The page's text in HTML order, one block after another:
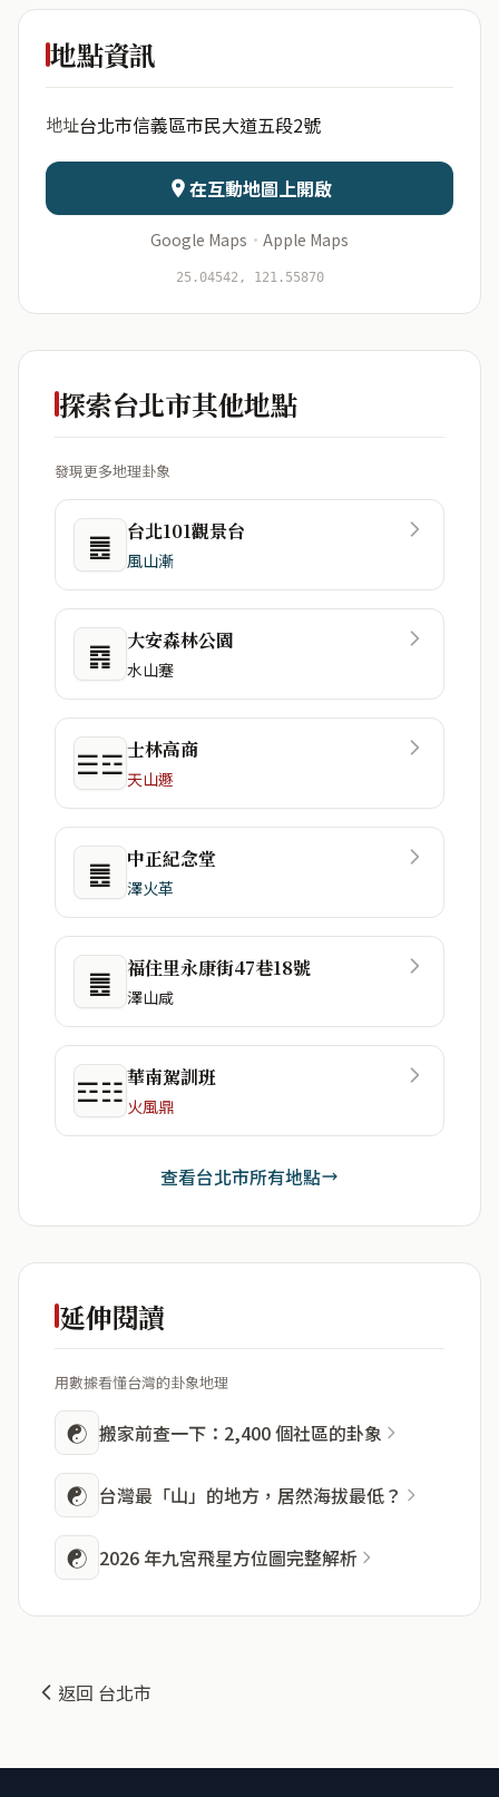
超級市民
日期 出生時辰
資料僅用於即時分析，不會儲存於伺服器
地點資訊
地址台北市信義區市民大道五段2號
在互動地圖上開啟
Google Maps · Apple Maps
25.04542, 121.55870
探索台北市其他地點
發現更多地理卦象
䷌ 台北101觀景台
風山漸
䷴ 大安森林公園
水山蹇
☰☲士林高商
天山遯
䷌ 中正紀念堂
澤火革
䷌ 福住里永康街47巷18號
澤山咸
☲☷華南駕訓班
火風鼎
查看台北市所有地點
延伸閱讀
用數據看懂台灣的卦象地理
☯ 搬家前查一下：2,400 個社區的卦象
☯ 台灣最「山」的地方，居然海拔最低？
☯ 2026 年九宮飛星方位圖完整解析
返回 台北市